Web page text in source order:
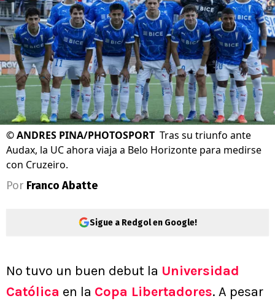
©ANDRES PINA/PHOTOSPORT Tras su triunfo ante
Audax, la UC ahora viaja a Belo Horizonte para medirse
con Cruzeiro.
Por Franco Abatte
Sigue a Redgol en Google!
No tuvo un buen debut la Universidad
Católica en la Copa Libertadores. A pesar